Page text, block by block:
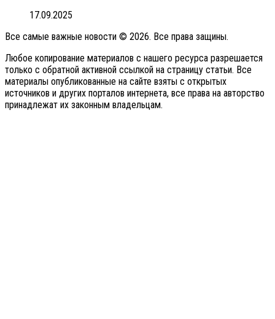
17.09.2025
Все самые важные новости © 2026. Все права защины.
Любое копирование материалов с нашего ресурса разрешается
только с обратной активной ссылкой на страницу статьи. Все
материалы опубликованные на сайте взяты с открытых
источников и других порталов интернета, все права на авторство
принадлежат их законным владельцам.